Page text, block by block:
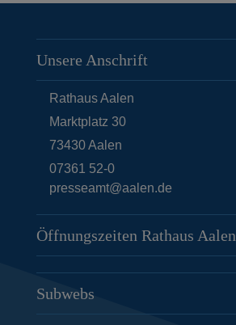
Unsere Anschrift
Rathaus Aalen
Marktplatz 30
73430Aalen
07361 52-0
presseamt@aalen.de
Öffnungszeiten Rathaus Aalen
Subwebs